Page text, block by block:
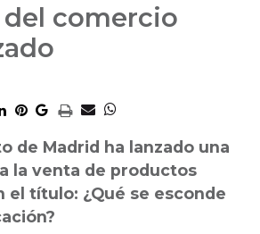
del comercio
de Madrid ha lanzado una
la venta de productos
el título: ¿Qué se esconde